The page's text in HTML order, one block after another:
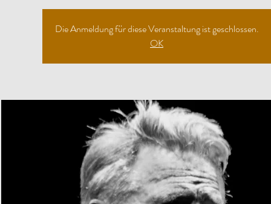
Die Anmeldung für diese Veranstaltung ist geschlossen.
OK